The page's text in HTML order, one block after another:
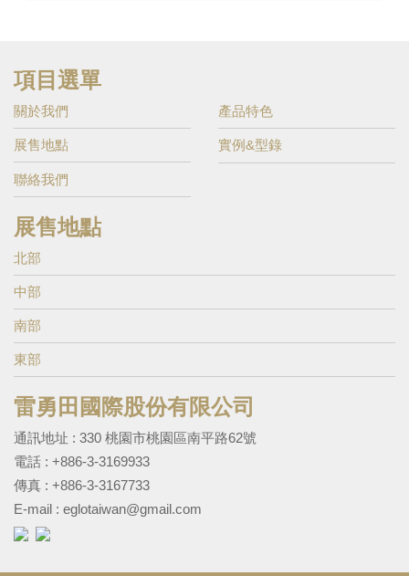
項目選單
關於我們 產品特色
展售地點 實例&型錄
聯絡我們
展售地點
北部
中部
南部
東部
雷勇田國際股份有限公司
通訊地址 : 330 桃園市桃園區南平路62號
電話 : +886-3-3169933
傳真 : +886-3-3167733
E-mail : eglotaiwan@gmail.com